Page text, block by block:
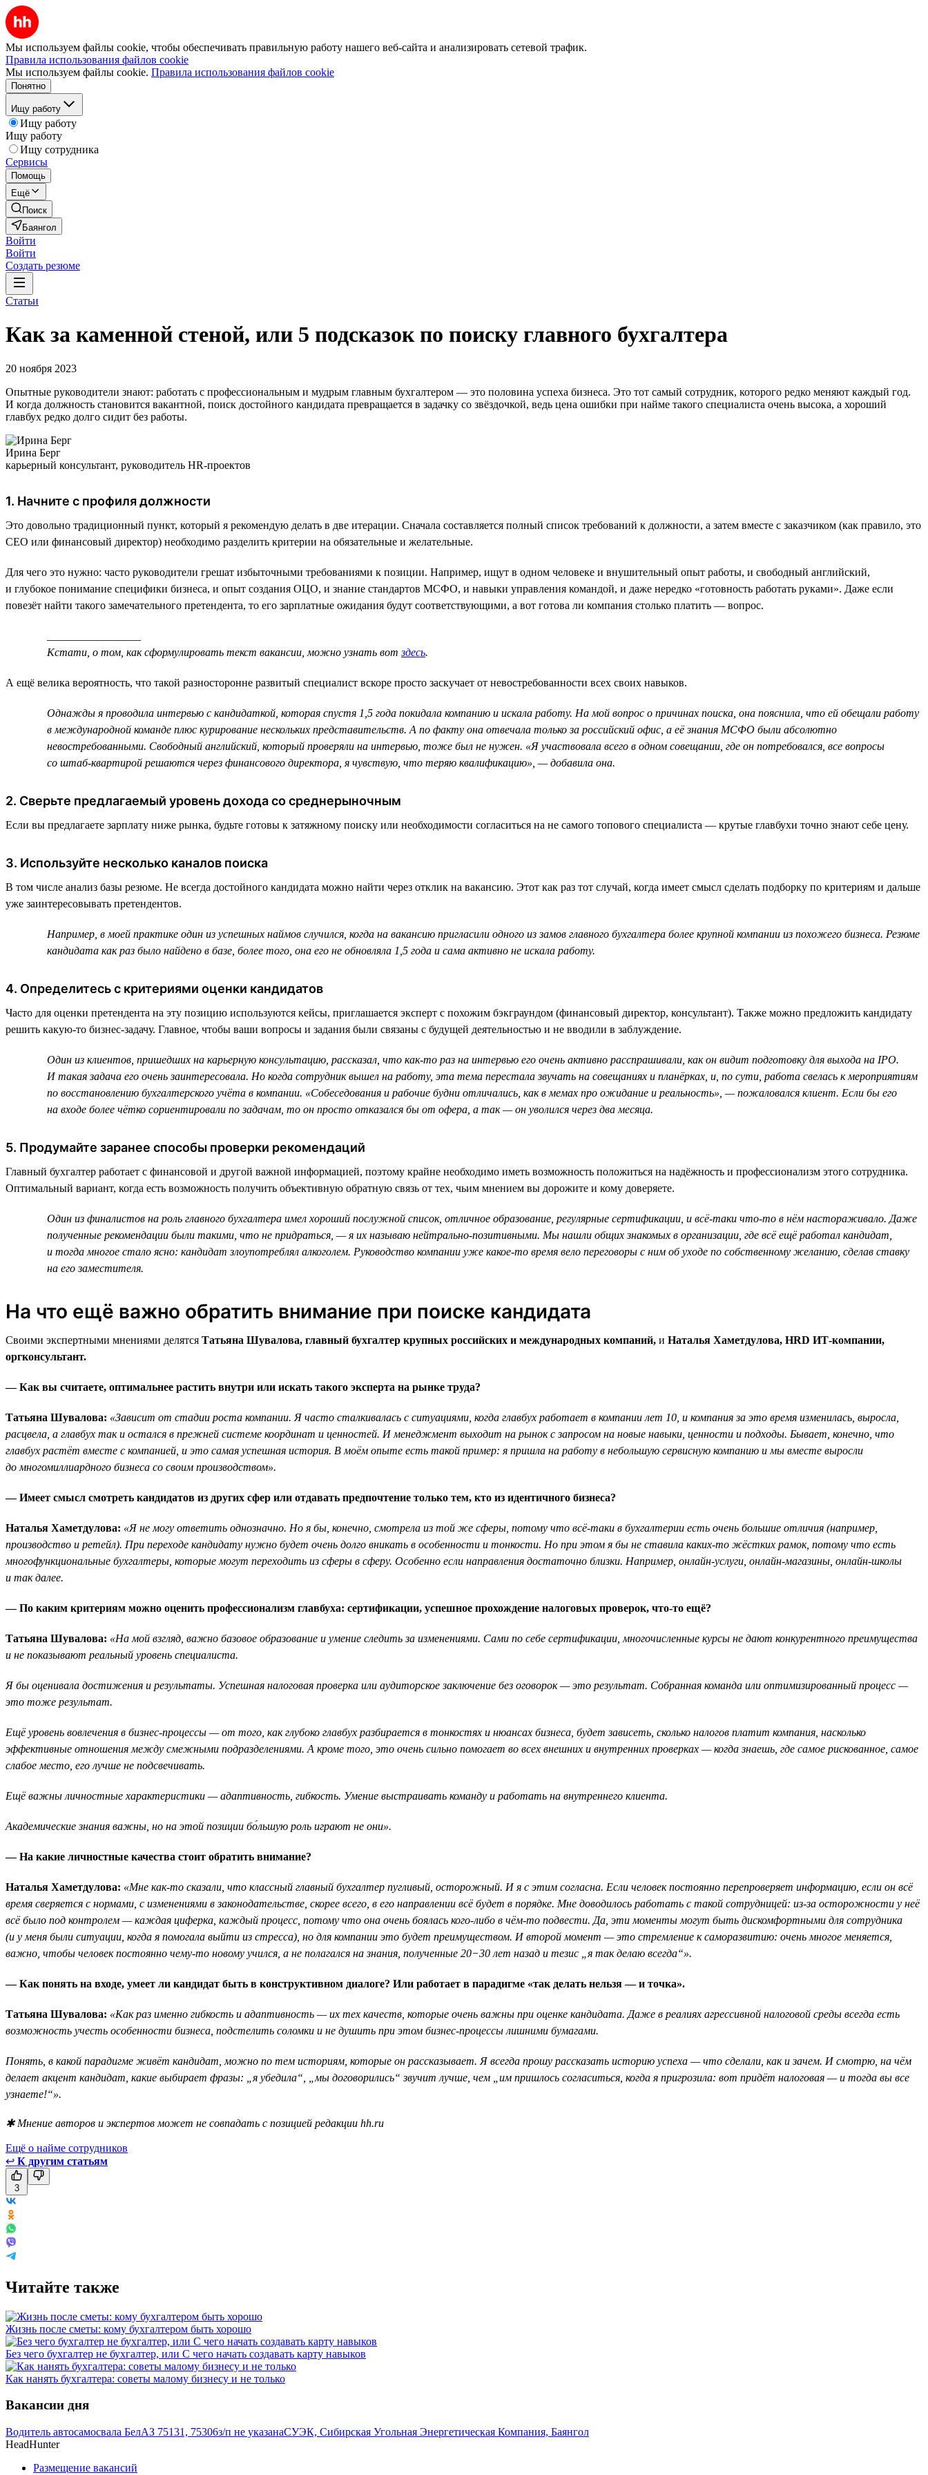
Мы используем файлы cookie, чтобы обеспечивать правильную работу нашего веб-сайта и анализировать сетевой трафик.
Правила использования файлов cookie
Мы используем файлы cookie. Правила использования файлов cookie
Понятно
Ищу работу
Ищу работу
Ищу работу
Ищу сотрудника
Сервисы
Помощь
Ещё
Поиск
Баянгол
Войти
Войти
Создать резюме
Статьи
Как за каменной стеной, или 5 подсказок по поиску главного бухгалтера
20 ноября 2023
Опытные руководители знают: работать с профессиональным и мудрым главным бухгалтером — это половина успеха бизнеса. Это тот самый сотрудник, которого редко меняют каждый год.
И когда должность становится вакантной, поиск достойного кандидата превращается в задачку со звёздочкой, ведь цена ошибки при найме такого специалиста очень высока, а хороший
главбух редко долго сидит без работы.
Ирина Берг
карьерный консультант, руководитель HR-проектов
1. Начните с профиля должности
Это довольно традиционный пункт, который я рекомендую делать в две итерации. Сначала составляется полный список требований к должности, а затем вместе с заказчиком (как правило, это
СЕО или финансовый директор) необходимо разделить критерии на обязательные и желательные.
Для чего это нужно: часто руководители грешат избыточными требованиями к позиции. Например, ищут в одном человеке и внушительный опыт работы, и свободный английский,
и глубокое понимание специфики бизнеса, и опыт создания ОЦО, и знание стандартов МСФО, и навыки управления командой, и даже нередко «готовность работать руками». Даже если
повезёт найти такого замечательного претендента, то его зарплатные ожидания будут соответствующими, а вот готова ли компания столько платить — вопрос.
Кстати, о том, как сформулировать текст вакансии, можно узнать вотздесь.
А ещё велика вероятность, что такой разносторонне развитый специалист вскоре просто заскучает от невостребованности всех своих навыков.
Однажды я проводила интервью с кандидаткой, которая спустя 1,5 года покидала компанию и искала работу. На мой вопрос о причинах поиска, она пояснила, что ей обещали работу
в международной команде плюс курирование нескольких представительств. А по факту она отвечала только за российский офис, а её знания МСФО были абсолютно
невостребованными. Свободный английский, который проверяли на интервью, тоже был не нужен. «Я участвовала всего в одном совещании, где он потребовался, все вопросы
со штаб-квартирой решаются через финансового директора, я чувствую, что теряю квалификацию», — добавила она.
2. Сверьте предлагаемый уровень дохода со среднерыночным
Если вы предлагаете зарплату ниже рынка, будьте готовы к затяжному поиску или необходимости согласиться на не самого топового специалиста — крутые главбухи точно знают себе цену.
3. Используйте несколько каналов поиска
В том числе анализ базы резюме. Не всегда достойного кандидата можно найти через отклик на вакансию. Этот как раз тот случай, когда имеет смысл сделать подборку по критериям и дальше
уже заинтересовывать претендентов.
Например, в моей практике один из успешных наймов случился, когда на вакансию пригласили одного из замов главного бухгалтера более крупной компании из похожего бизнеса. Резюме
кандидата как раз было найдено в базе, более того, она его не обновляла 1,5 года и сама активно не искала работу.
4. Определитесь с критериями оценки кандидатов
Часто для оценки претендента на эту позицию используются кейсы, приглашается эксперт с похожим бэкграундом (финансовый директор, консультант). Также можно предложить кандидату
решить какую-то бизнес-задачу. Главное, чтобы ваши вопросы и задания были связаны с будущей деятельностью и не вводили в заблуждение.
Один из клиентов, пришедших на карьерную консультацию, рассказал, что как-то раз на интервью его очень активно расспрашивали, как он видит подготовку для выхода на IPO.
И такая задача его очень заинтересовала. Но когда сотрудник вышел на работу, эта тема перестала звучать на совещаниях и планёрках, и, по сути, работа свелась к мероприятиям
по восстановлению бухгалтерского учёта в компании. «Собеседования и рабочие будни отличались, как в мемах про ожидание и реальность», — пожаловался клиент. Если бы его
на входе более чётко сориентировали по задачам, то он просто отказался бы от офера, а так — он уволился через два месяца.
5. Продумайте заранее способы проверки рекомендаций
Главный бухгалтер работает с финансовой и другой важной информацией, поэтому крайне необходимо иметь возможность положиться на надёжность и профессионализм этого сотрудника.
Оптимальный вариант, когда есть возможность получить объективную обратную связь от тех, чьим мнением вы дорожите и кому доверяете.
Один из финалистов на роль главного бухгалтера имел хороший послужной список, отличное образование, регулярные сертификации, и всё-таки что-то в нём настораживало. Даже
полученные рекомендации были такими, что не придраться, — я их называю нейтрально-позитивными. Мы нашли общих знакомых в организации, где всё ещё работал кандидат,
и тогда многое стало ясно: кандидат злоупотреблял алкоголем. Руководство компании уже какое-то время вело переговоры с ним об уходе по собственному желанию, сделав ставку
на его заместителя.
На что ещё важно обратить внимание при поиске кандидата
Своими экспертными мнениями делятся Татьяна Шувалова, главный бухгалтер крупных российских и международных компаний, и Наталья Хаметдулова, HRD ИТ-компании,
оргконсультант.
— Как вы считаете, оптимальнее растить внутри или искать такого эксперта на рынке труда?
Татьяна Шувалова: «Зависит от стадии роста компании. Я часто сталкивалась с ситуациями, когда главбух работает в компании лет 10, и компания за это время изменилась, выросла,
расцвела, а главбух так и остался в прежней системе координат и ценностей. И менеджмент выходит на рынок с запросом на новые навыки, ценности и подходы. Бывает, конечно, что
главбух растёт вместе с компанией, и это самая успешная история. В моём опыте есть такой пример: я пришла на работу в небольшую сервисную компанию и мы вместе выросли
до многомиллиардного бизнеса со своим производством».
— Имеет смысл смотреть кандидатов из других сфер или отдавать предпочтение только тем, кто из идентичного бизнеса?
Наталья Хаметдулова: «Я не могу ответить однозначно. Но я бы, конечно, смотрела из той же сферы, потому что всё-таки в бухгалтерии есть очень большие отличия (например,
производство и ретейл). При переходе кандидату нужно будет очень долго вникать в особенности и тонкости. Но при этом я бы не ставила каких-то жёстких рамок, потому что есть
многофункциональные бухгалтеры, которые могут переходить из сферы в сферу. Особенно если направления достаточно близки. Например, онлайн-услуги, онлайн-магазины, онлайн-школы
и так далее.
— По каким критериям можно оценить профессионализм главбуха: сертификации, успешное прохождение налоговых проверок, что-то ещё?
Татьяна Шувалова: «На мой взгляд, важно базовое образование и умение следить за изменениями. Сами по себе сертификации, многочисленные курсы не дают конкурентного преимущества
и не показывают реальный уровень специалиста.
Я бы оценивала достижения и результаты. Успешная налоговая проверка или аудиторское заключение без оговорок — это результат. Собранная команда или оптимизированный процесс —
это тоже результат.
Ещё уровень вовлечения в бизнес-процессы — от того, как глубоко главбух разбирается в тонкостях и нюансах бизнеса, будет зависеть, сколько налогов платит компания, насколько
эффективные отношения между смежными подразделениями. А кроме того, это очень сильно помогает во всех внешних и внутренних проверках — когда знаешь, где самое рискованное, самое
слабое место, его лучше не подсвечивать.
Ещё важны личностные характеристики — адаптивность, гибкость. Умение выстраивать команду и работать на внутреннего клиента.
Академические знания важны, но на этой позиции бо́льшую роль играют не они».
— На какие личностные качества стоит обратить внимание?
Наталья Хаметдулова: «Мне как-то сказали, что классный главный бухгалтер пугливый, осторожный. И я с этим согласна. Если человек постоянно перепроверяет информацию, если он всё
время сверяется с нормами, с изменениями в законодательстве, скорее всего, в его направлении всё будет в порядке. Мне доводилось работать с такой сотрудницей: из-за осторожности у неё
всё было под контролем — каждая циферка, каждый процесс, потому что она очень боялась кого-либо в чём-то подвести. Да, эти моменты могут быть дискомфортными для сотрудника
(и у меня были ситуации, когда я помогала выйти из стресса), но для компании это будет преимуществом. И второй момент — это стремление к саморазвитию: очень многое меняется,
важно, чтобы человек постоянно чему-то новому учился, а не полагался на знания, полученные 20−30 лет назад и тезис „я так делаю всегда“».
— Как понять на входе, умеет ли кандидат быть в конструктивном диалоге? Или работает в парадигме «так делать нельзя — и точка».
Татьяна Шувалова: «Как раз именно гибкость и адаптивность — их тех качеств, которые очень важны при оценке кандидата. Даже в реалиях агрессивной налоговой среды всегда есть
возможность учесть особенности бизнеса, подстелить соломки и не душить при этом бизнес-процессы лишними бумагами.
Понять, в какой парадигме живёт кандидат, можно по тем историям, которые он рассказывает. Я всегда прошу рассказать историю успеха — что сделали, как и зачем. И смотрю, на чём
делает акцент кандидат, какие выбирает фразы: „я убедила“, „мы договорились“ звучит лучше, чем „им пришлось согласиться, когда я пригрозила: вот придёт налоговая — и тогда вы все
узнаете!“».
✱ Мнение авторов и экспертов может не совпадать с позицией редакции hh.ru
Ещё о найме сотрудников
↩ К другим статьям
3
Читайте также
Жизнь после сметы: кому бухгалтером быть хорошо
Без чего бухгалтер не бухгалтер, или С чего начать создавать карту навыков
Как нанять бухгалтера: советы малому бизнесу и не только
Вакансии дня
Водитель автосамосвала БелАЗ 75131, 75306з/п не указанаСУЭК, Сибирская Угольная Энергетическая Компания, Баянгол
HeadHunter
Размещение вакансий